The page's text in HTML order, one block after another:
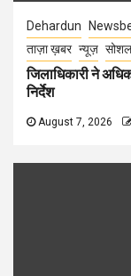
Dehardun
ताज़ा ख़बर न्यूज़ सोशल
जिलाधिकारी ने
निर्देश
August 7, 2026